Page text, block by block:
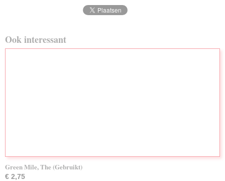
Ook interessant
Green Mile, The (Gebruikt)
€ 2,75